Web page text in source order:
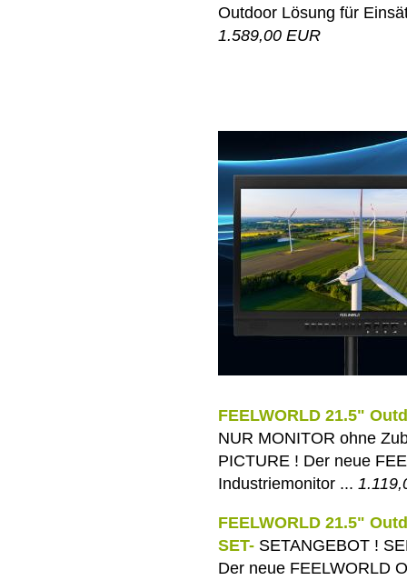
Outdoor Lösung für
1.589,00 EUR
FEELWORLD 21.5"
NUR MONITOR ohne
PICTURE ! Der neue
Industriemonitor ...
FEELWORLD 21.5"
SET- SETANGEBOT !
Der neue FEELWORLD